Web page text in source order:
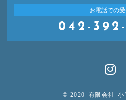
お電話での
042-
© 2020 有限会社 小